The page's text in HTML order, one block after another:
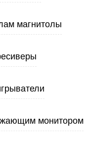
магнитолы
монитором